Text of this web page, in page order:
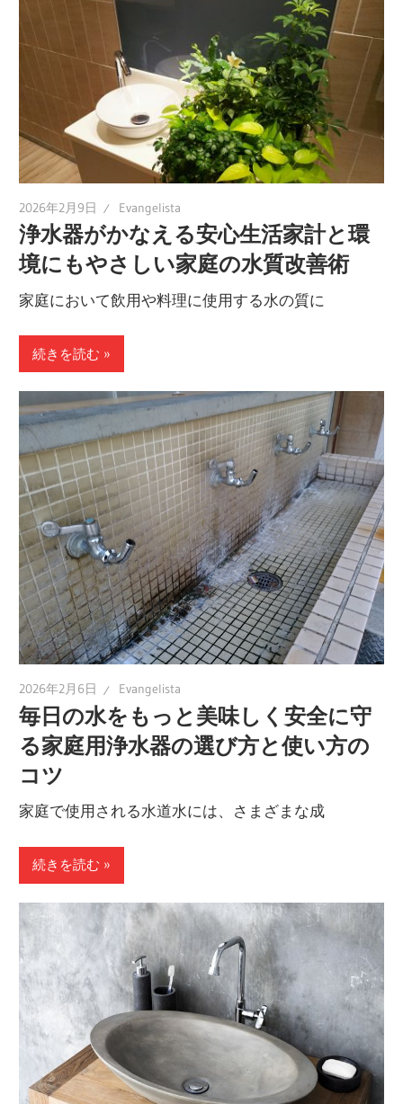
2026年2月9日 Evangelista
浄水器がかなえる安心生活家計と環
境にもやさしい家庭の水質改善術
家庭において飲用や料理に使用する水の質に
続きを読む
2026年2月6日 Evangelista
毎日の水をもっと美味しく安全に守
る家庭用浄水器の選び方と使い方の
コツ
家庭で使用される水道水には、さまざまな成
続きを読む